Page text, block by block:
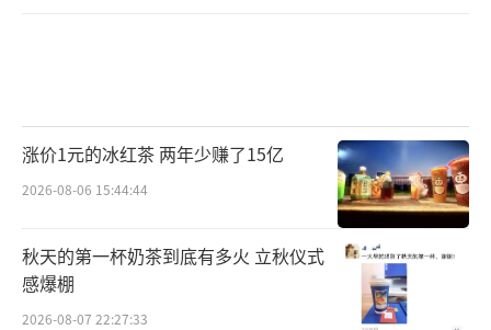
涨价1元的冰红茶 两年少赚了15亿
2026-08-06 15:44:44
秋天的第一杯奶茶到底有多火 立秋仪式
感爆棚
2026-08-07 22:27:33